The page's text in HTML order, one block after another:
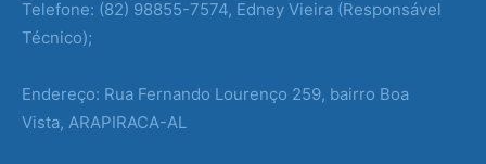
Telefone: (82) 98855-7574, Edney Vieira (Responsável
Técnico);
Endereço: Rua Fernando Lourenço 259, bairro Boa
Vista, ARAPIRACA-AL